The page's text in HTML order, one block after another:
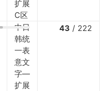
扩展
C区
中日
韩统
一表
意文
字—
扩展
43 / 222